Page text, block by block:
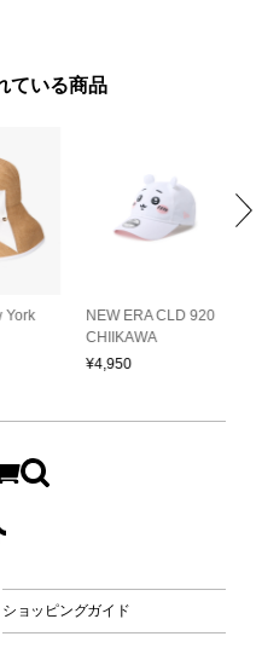
ている商品
York
NEW ERA CLD 920
CHIIKAWA
¥4,950
ショッピングガイド